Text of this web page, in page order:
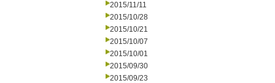
2015/11/11
2015/10/28
2015/10/21
2015/10/07
2015/10/01
2015/09/30
2015/09/23